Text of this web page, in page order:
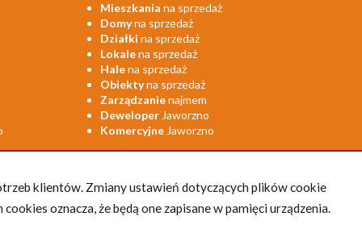
Mieszkania na sprzedaż
Domyna sprzedaż
Działki na sprzedaż
Lokalena sprzedaż
Halena sprzedaż
Obiektyna sprzedaż
Zarządzanienajmem
DeweloperJaworzno
KomercyjneJaworzno
klientów. Zmiany ustawień dotyczących plików cookie
oznacza, że będą one zapisane w pamięci urządzenia.